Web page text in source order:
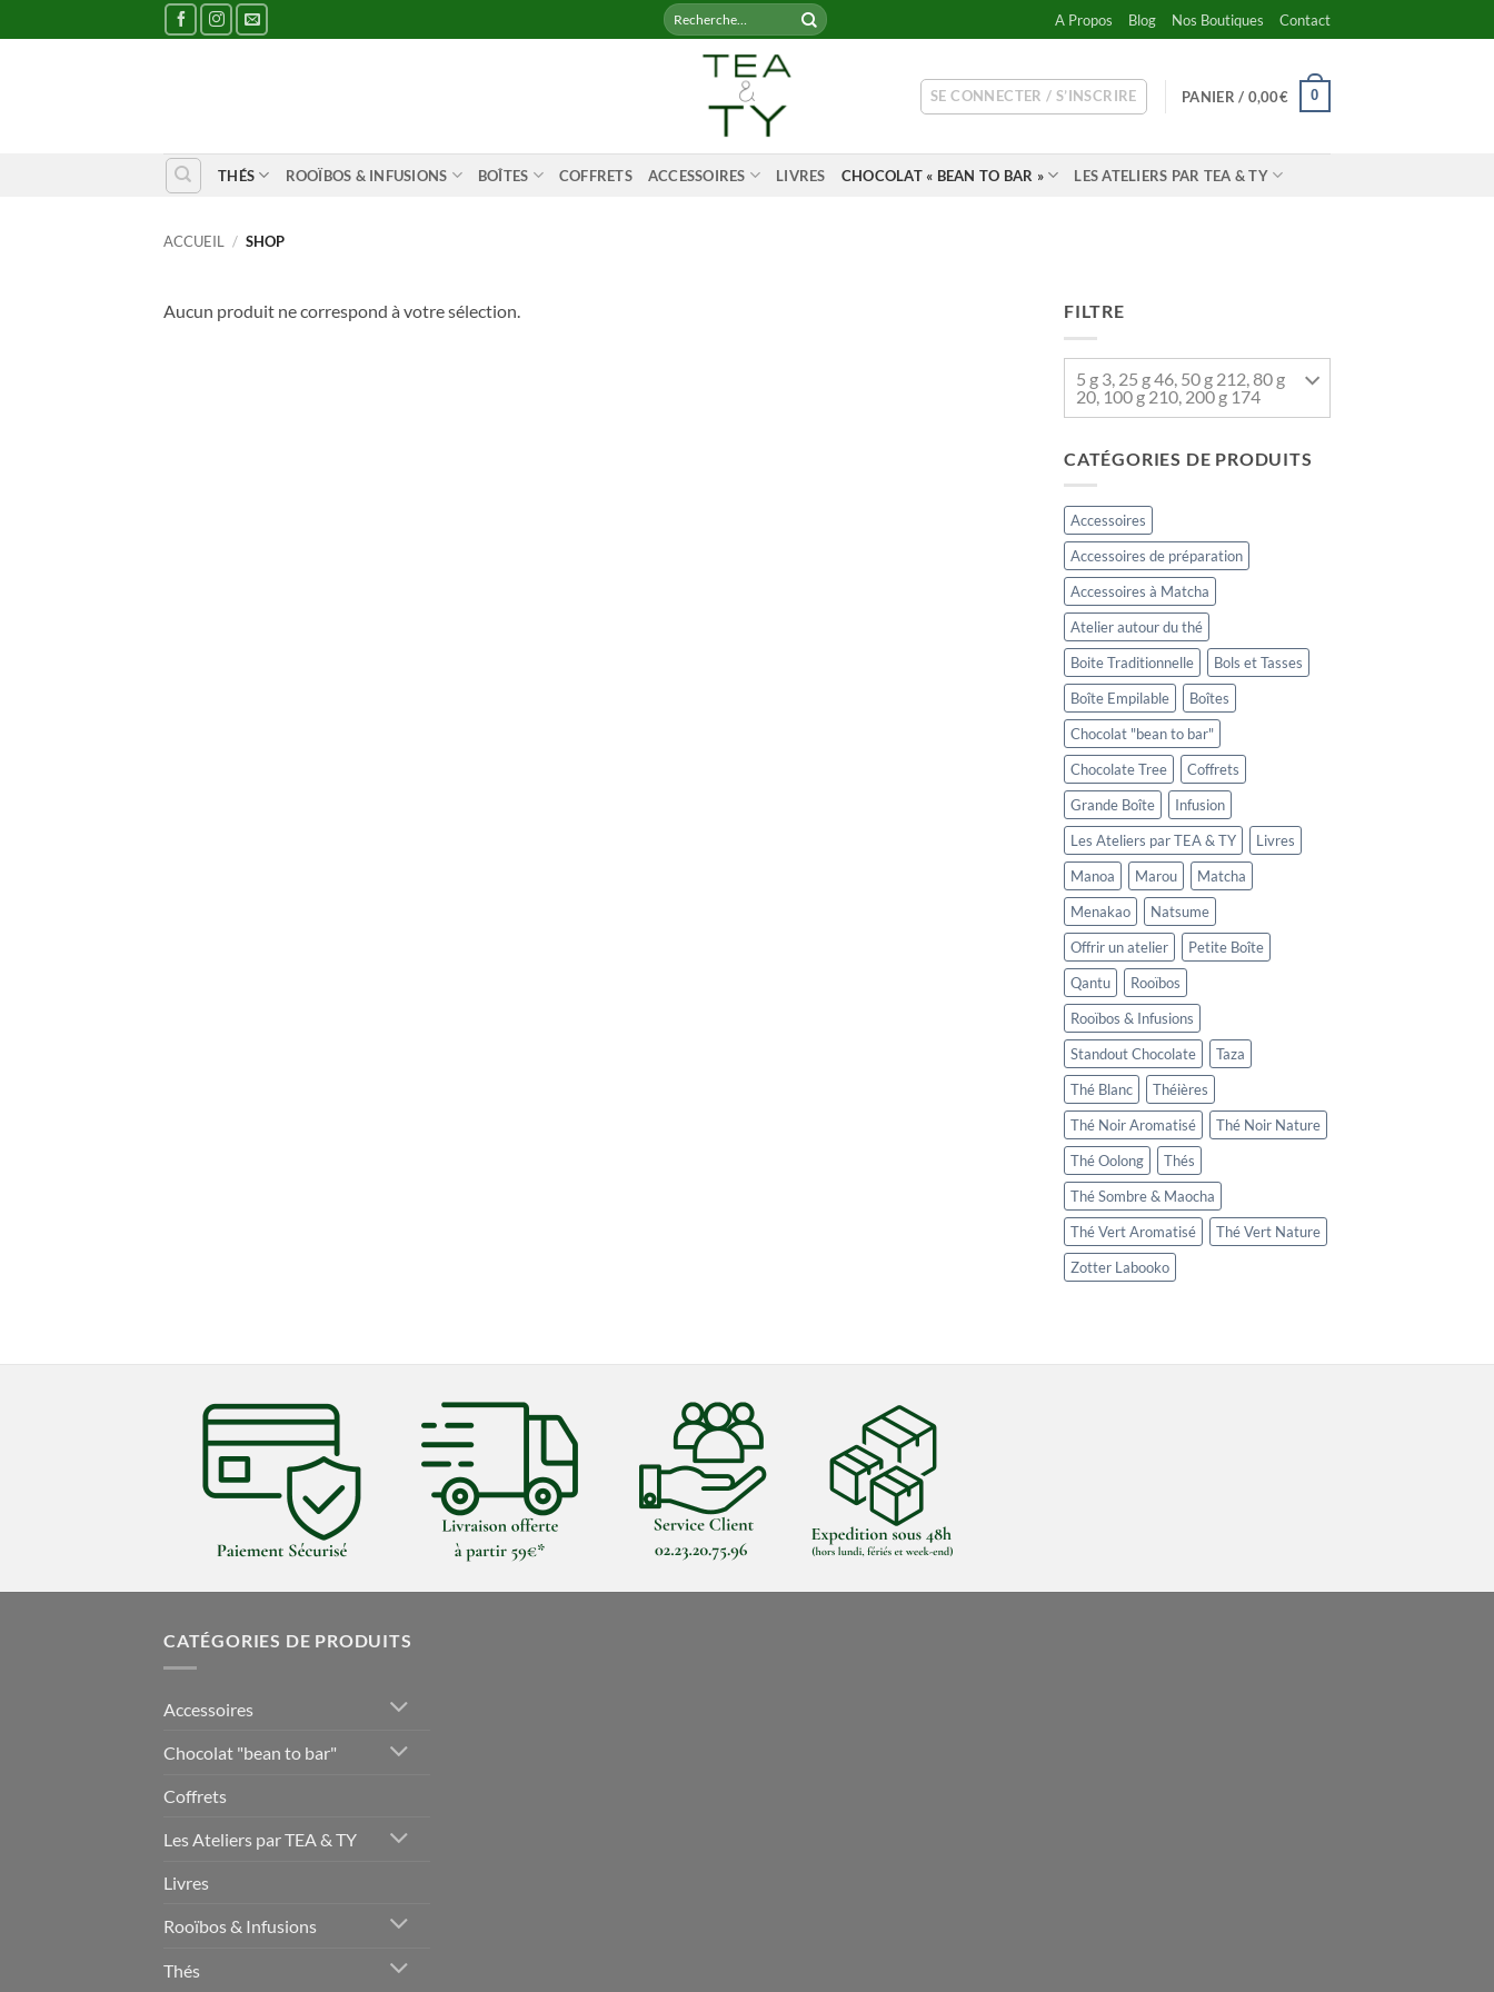
au
Recherche
pour :
A Propos Blog Nos Boutiques Contact
SE CONNECTER / S’INSCRIRE PANIER / 0,00€ 0
THÉS ROOÏBOS & INFUSIONS BOÎTES COFFRETS ACCESSOIRES LIVRES CHOCOLAT « BEAN TO BAR » LES ATELIERS PAR TEA & TY
ACCUEIL / SHOP
Aucun produit ne correspond à votre sélection. FILTRE
5 g 3, 25 g 46, 50 g 212, 80 g
20, 100 g 210, 200 g 174
CATÉGORIES DE PRODUITS
Accessoires
Accessoires de préparation
Accessoires à Matcha
Atelier autour du thé
Boite Traditionnelle
Bols et Tasses
Boîte Empilable
Boîtes
Chocolat "bean to bar"
Chocolate Tree
Coffrets
Grande Boîte
Infusion
Les Ateliers par TEA & TY
Livres
Manoa
Marou
Matcha
Menakao
Natsume
Offrir un atelier
Petite Boîte
Qantu
Rooïbos
Rooïbos & Infusions
Standout Chocolate
Taza
Thé Blanc
Théières
Thé Noir Aromatisé
Thé Noir Nature
Thé Oolong
Thés
Thé Sombre & Maocha
Thé Vert Aromatisé
Thé Vert Nature
Zotter Labooko
CATÉGORIES DE PRODUITS
Accessoires
Chocolat "bean to bar"
Coffrets
Les Ateliers par TEA & TY
Livres
Rooïbos & Infusions
Thés